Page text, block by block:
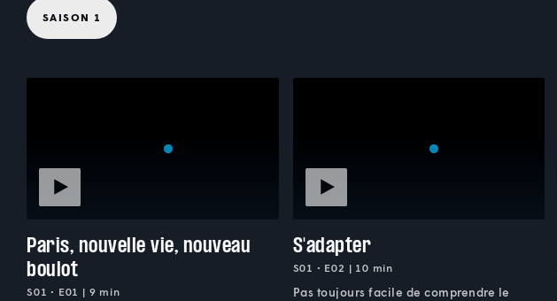
SAISON 1
Paris, nouvelle vie, nouveau
boulot
S01 • E01 | 9 min
S'adapter
S01 • E02 | 10 min
Pas toujours facile de comprendre le